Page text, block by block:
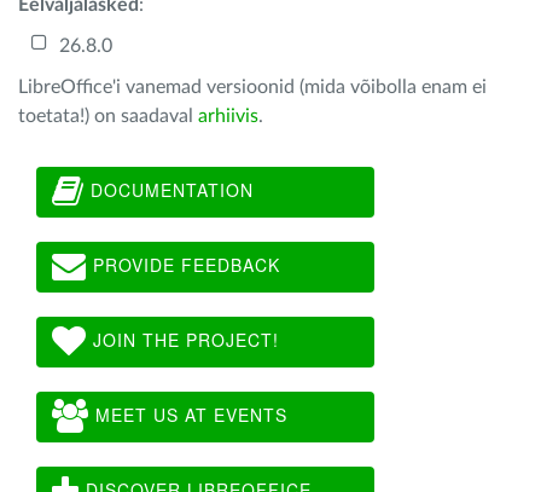
Eelväljalasked :
26.8.0
LibreOffice'i vanemad versioonid (mida võibolla enam ei
toetata!) on saadaval arhiivis.
DOCUMENTATION
PROVIDE FEEDBACK
JOIN THE PROJECT!
MEET US AT EVENTS